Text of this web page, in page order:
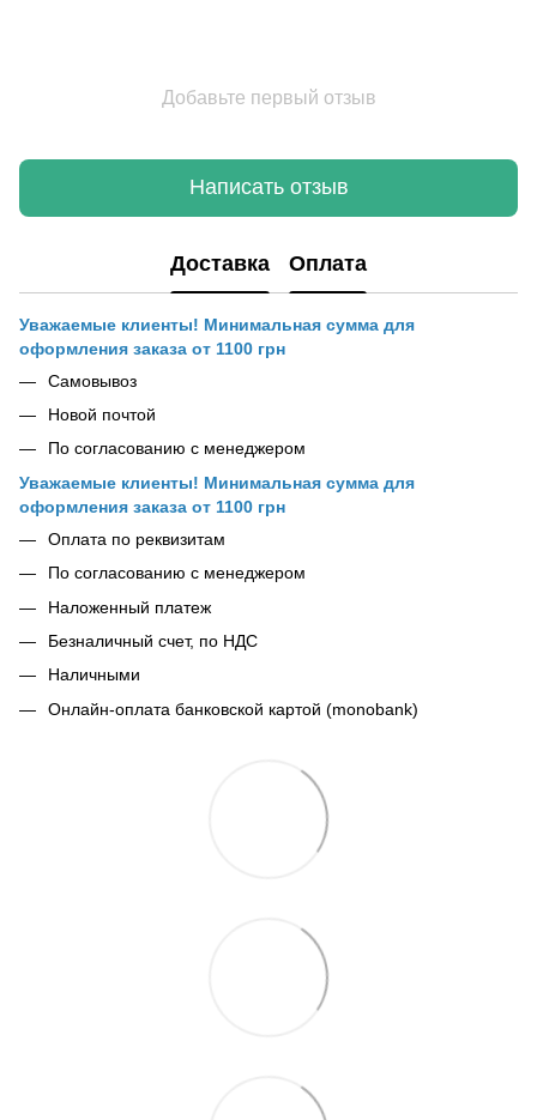
Добавьте первый отзыв
Написать отзыв
Доставка Оплата
Уважаемые клиенты! Минимальная сумма для
оформления заказа от 1100 грн
Самовывоз
Новой почтой
По согласованию с менеджером
Уважаемые клиенты! Минимальная сумма для
оформления заказа от 1100 грн
Оплата по реквизитам
По согласованию с менеджером
Наложенный платеж
Безналичный счет, по НДС
Наличными
Онлайн-оплата банковской картой (monobank)